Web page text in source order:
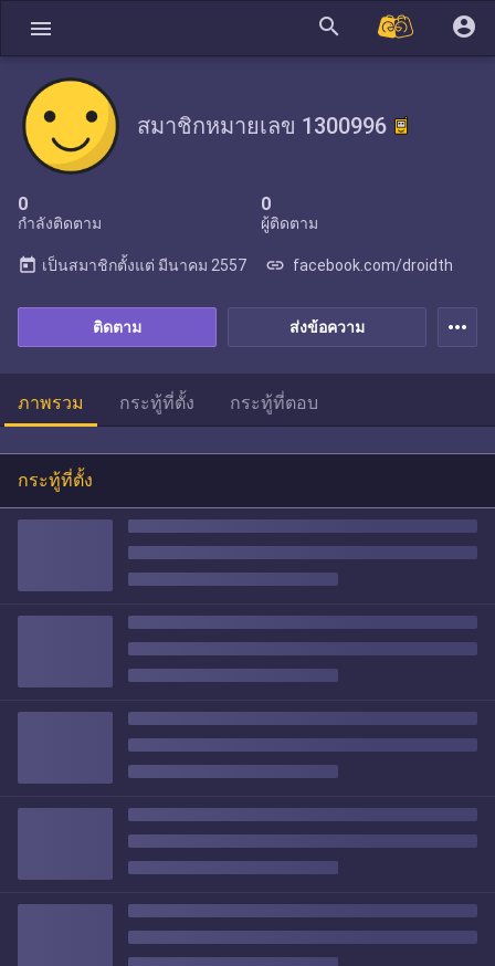
menu search account_circle
สมาชิกหมายเลข 1300996
0
กำลังติดตาม
0
ผู้ติดตาม
ส่งข้อความ
ติดตาม
today เป็นสมาชิกตั้งแต่ มีนาคม 2557 link facebook.com/droidth
more_horiz
ภาพรวม กระทู้ที่ตั้ง กระทู้ที่ตอบ
กระทู้ที่ตั้ง